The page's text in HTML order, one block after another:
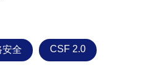
安全 CSF 2.0